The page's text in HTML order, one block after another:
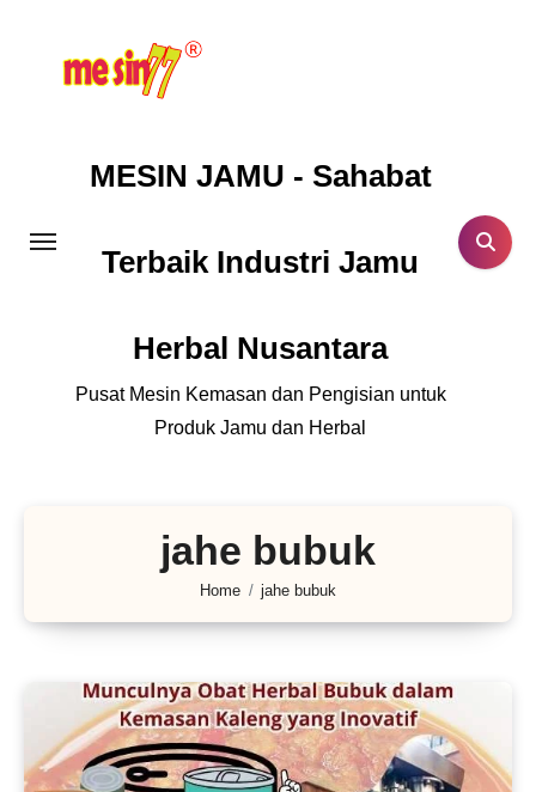
MESIN JAMU - Sahabat
Terbaik Industri Jamu
Herbal Nusantara
Pusat Mesin Kemasan dan Pengisian untuk
Produk Jamu dan Herbal
jahe bubuk
Home jahe bubuk